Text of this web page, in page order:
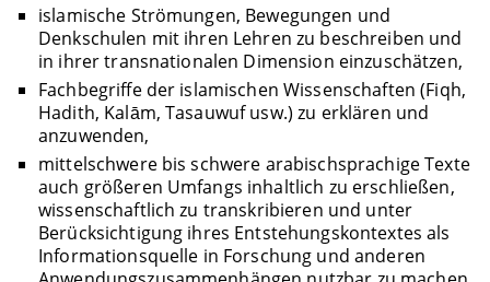
islamische Strömungen, Bewegungen und
Denkschulen mit ihren Lehren zu beschreiben und
in ihrer transnationalen Dimension einzuschätzen,
Fachbegriffe der islamischen Wissenschaften (Fiqh,
Hadith, Kalām, Tasauwuf usw.) zu erklären und
anzuwenden,
mittelschwere bis schwere arabischsprachige Texte
auch größeren Umfangs inhaltlich zu erschließen,
wissenschaftlich zu transkribieren und unter
Berücksichtigung ihres Entstehungskontextes als
Informationsquelle in Forschung und anderen